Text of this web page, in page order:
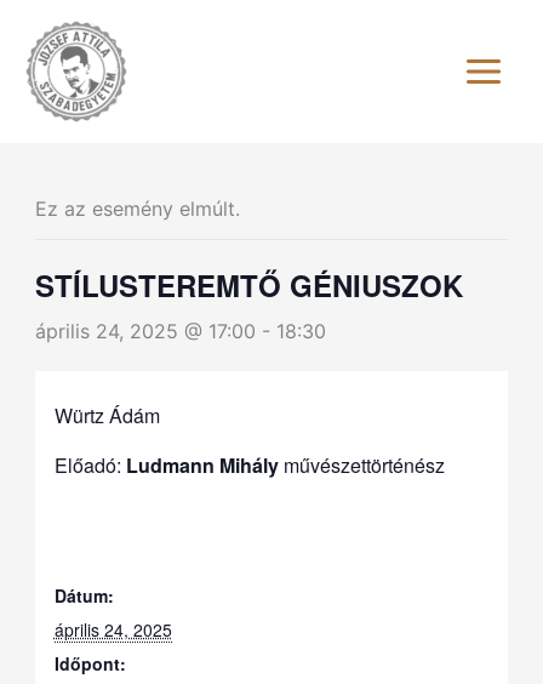
content
Ez az esemény elmúlt.
STÍLUSTEREMTŐ GÉNIUSZOK
április 24, 2025 @ 17:00 - 18:30
Würtz Ádám
Előadó: Ludmann Mihályművészettörténész
Dátum:
április 24, 2025
Időpont: